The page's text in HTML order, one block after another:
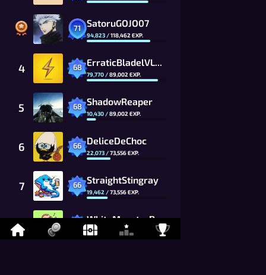
71 SatoruGOJO07
94,823 /118,462 EXP.
4 68 ErraticBladelVLZ_CG
79,770 /89,002 EXP.
5 68 ShadowReaper
10,430 /89,002 EXP.
6 66 DeliceDeChoc
22,073 /73,556EXP.
7 66 StraightStingray
19,462 /73,556EXP.
8 WhiteMonsterRVWk_CG
65,876 66,869EXP.